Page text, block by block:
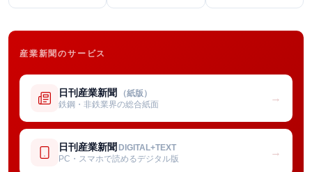
産業新聞のサービス
日刊産業新聞 （紙版）
鉄鋼・非鉄業界の総合紙面
→
日刊産業新聞 DIGITAL+TEXT
PC・スマホで読めるデジタル版
→